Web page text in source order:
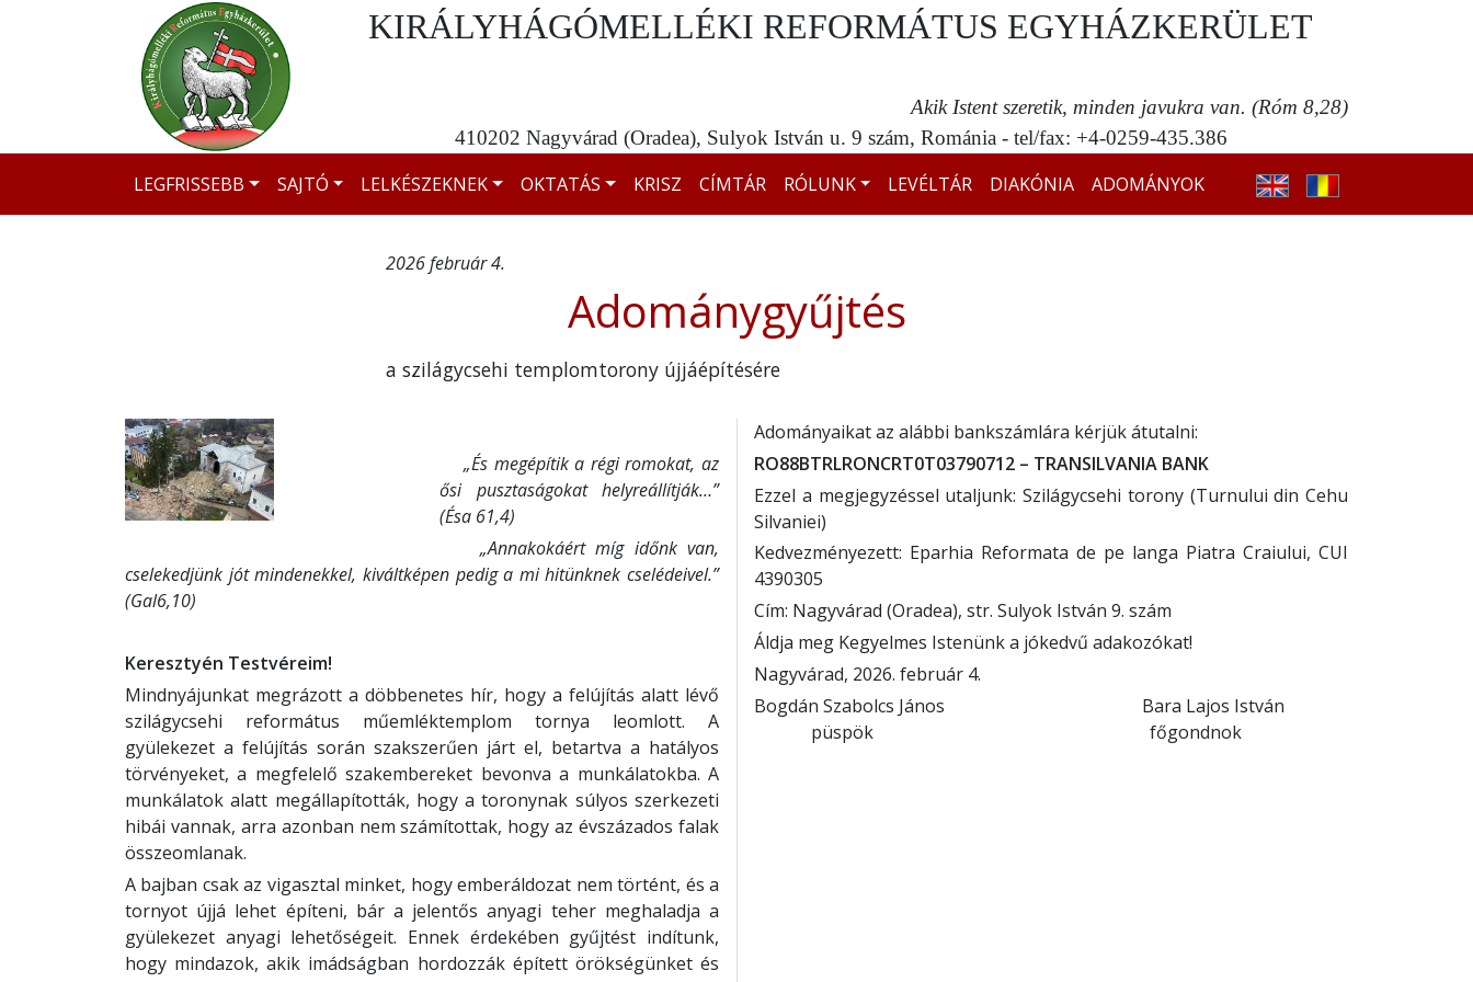
KIRÁLYHÁGÓMELLÉKI REFORMÁTUS EGYHÁZKERÜLET
Akik Istent szeretik, minden javukra van. (Róm 8,28)
410202 Nagyvárad (Oradea), Sulyok István u. 9 szám, Románia - tel/fax: +4-0259-435.386
LEGFRISSEBB SAJTÓ LELKÉSZEKNEK OKTATÁS KRISZ CÍMTÁR RÓLUNK LEVÉLTÁR DIAKÓNIA ADOMÁNYOK
2026 február 4.
Adománygyűjtés
a szilágycsehi templomtorony újjáépítésére
„És megépítik a régi romokat, az
ősi pusztaságokat helyreállítják…”
(Ésa 61,4)
„Annakokáért míg időnk van,
cselekedjünk jót mindenekkel, kiváltképen pedig a mi hitünknek cselédeivel.”
(Gal6,10)
Keresztyén Testvéreim!
Mindnyájunkat megrázott a döbbenetes hír, hogy a felújítás alatt lévő
szilágycsehi református műemléktemplom tornya leomlott. A
gyülekezet a felújítás során szakszerűen járt el, betartva a hatályos
törvényeket, a megfelelő szakembereket bevonva a munkálatokba. A
munkálatok alatt megállapították, hogy a toronynak súlyos szerkezeti
hibái vannak, arra azonban nem számítottak, hogy az évszázados falak
összeomlanak.
A bajban csak az vigasztal minket, hogy emberáldozat nem történt, és a
tornyot újjá lehet építeni, bár a jelentős anyagi teher meghaladja a
gyülekezet anyagi lehetőségeit. Ennek érdekében gyűjtést indítunk,
hogy mindazok, akik imádságban hordozzák épített örökségünket és
Adományaikat az alábbi bankszámlára kérjük átutalni:
RO88BTRLRONCRT0T03790712 – TRANSILVANIA BANK
Ezzel a megjegyzéssel utaljunk: Szilágycsehi torony (Turnului din Cehu
Silvaniei)
Kedvezményezett: Eparhia Reformata de pe langa Piatra Craiului, CUI
4390305
Cím: Nagyvárad (Oradea), str. Sulyok István 9. szám
Áldja meg Kegyelmes Istenünk a jókedvű adakozókat!
Nagyvárad, 2026. február 4.
Bogdán Szabolcs János Bara Lajos István
püspök főgondnok